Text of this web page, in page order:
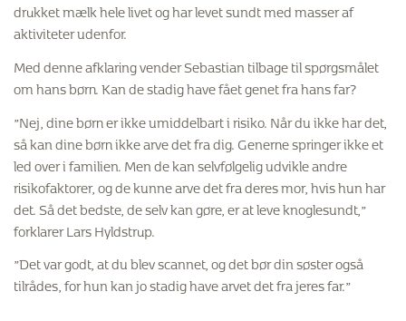
drukket mælk hele livet og har levet sundt med masser af
aktiviteter udenfor.
Med denne afklaring vender Sebastian tilbage til spørgsmålet
om hans børn. Kan de stadig have fået genet fra hans far?
”Nej, dine børn er ikke umiddelbart i risiko. Når du ikke har det,
så kan dine børn ikke arve det fra dig. Generne springer ikke et
led over i familien. Men de kan selvfølgelig udvikle andre
risikofaktorer, og de kunne arve det fra deres mor, hvis hun har
det. Så det bedste, de selv kan gøre, er at leve knoglesundt,”
forklarer Lars Hyldstrup.
”Det var godt, at du blev scannet, og det bør din søster også
tilrådes, for hun kan jo stadig have arvet det fra jeres far.”